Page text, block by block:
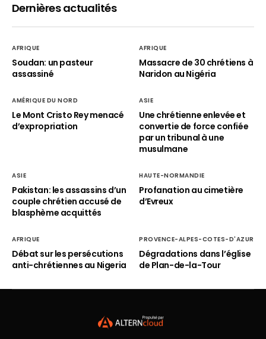
Dernières actualités
AFRIQUE
Soudan: un pasteur
assassiné
AFRIQUE
Massacre de 30 chrétiens à
Naridon au Nigéria
AMÉRIQUE DU NORD
Le Mont Cristo Rey menacé
d’expropriation
ASIE
Une chrétienne enlevée et
convertie de force confiée
par un tribunal à une
musulmane
ASIE
Pakistan: les assassins d’un
couple chrétien accusé de
blasphème acquittés
HAUTE-NORMANDIE
Profanation au cimetière
d’Evreux
AFRIQUE
Débat sur les persécutions
anti-chrétiennes au Nigeria
PROVENCE-ALPES-COTES-D'AZUR
Dégradations dans l’église
de Plan-de-la-Tour